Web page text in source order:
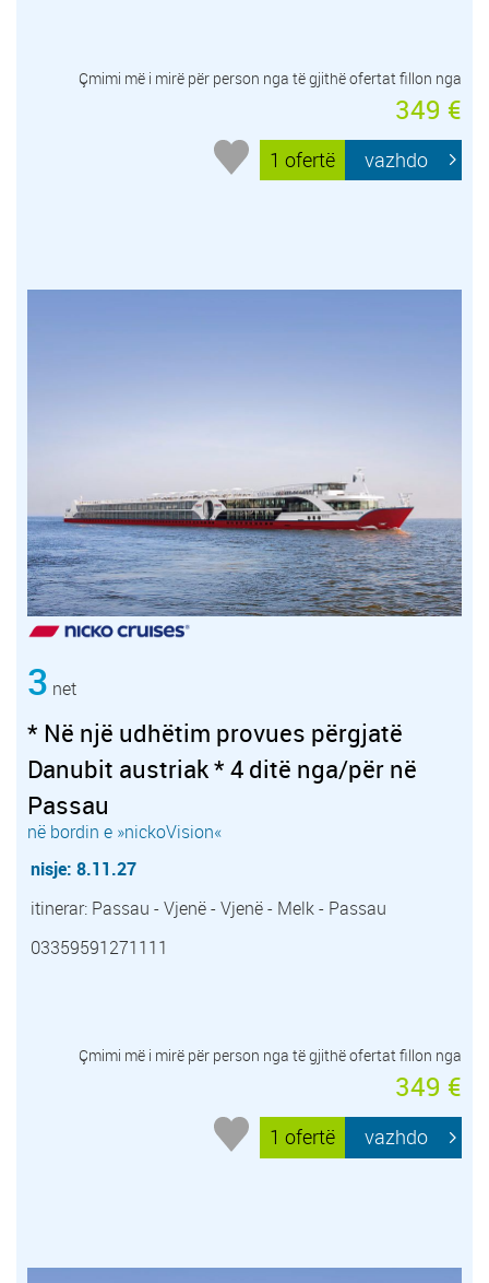
Çmimi më i mirë për person nga të gjithë ofertat fillon nga
349 €
1 ofertë vazhdo
3 net
* Në një udhëtim provues përgjatë
Danubit austriak * 4 ditë nga/për në
Passau
në bordin e »nickoVision«
nisje: 8.11.27
itinerar: Passau - Vjenë - Vjenë - Melk - Passau
03359591271111
Çmimi më i mirë për person nga të gjithë ofertat fillon nga
349 €
1 ofertë vazhdo